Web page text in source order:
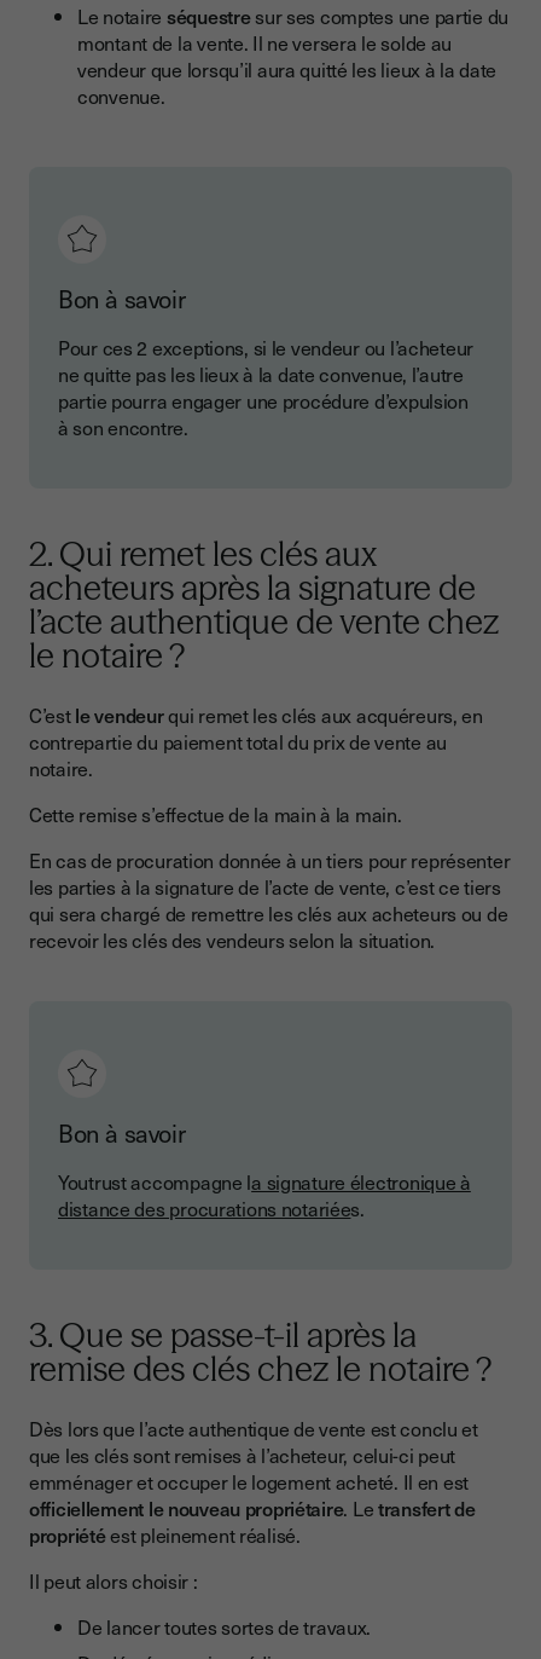
Le notaire séquestresur ses comptes une partie du
montant de la vente. Il ne versera le solde au
vendeur que lorsqu’il aura quitté les lieux à la date
convenue.
Bon à savoir
Pour ces 2 exceptions, si le vendeur ou l’acheteur
ne quitte pas les lieux à la date convenue, l’autre
partie pourra engager une procédure d’expulsion
à son encontre.
2. Qui remet les clés aux
acheteurs après la signature de
l’acte authentique de vente chez
le notaire ?
C’estle vendeurqui remet les clés aux acquéreurs, en
contrepartie du paiement total du prix de vente au
notaire.
Cette remise s’effectue de la main à la main.
En cas de procuration donnée à un tiers pour représenter
les parties à la signature de l’acte de vente, c’est ce tiers
qui sera chargé de remettre les clés aux acheteurs ou de
recevoir les clés des vendeurs selon la situation.
Bon à savoir
Youtrust accompagne la signature électronique à
distance des procurations notariées.
3. Que se passe-t-il après la
remise des clés chez le notaire ?
Dès lors que l’acte authentique de vente est conclu et
que les clés sont remises à l’acheteur, celui-ci peut
emménager et occuper le logement acheté. Il en est
officiellement le nouveau propriétaire. Letransfert de
propriétéest pleinement réalisé.
Il peut alors choisir :
De lancer toutes sortes de travaux.